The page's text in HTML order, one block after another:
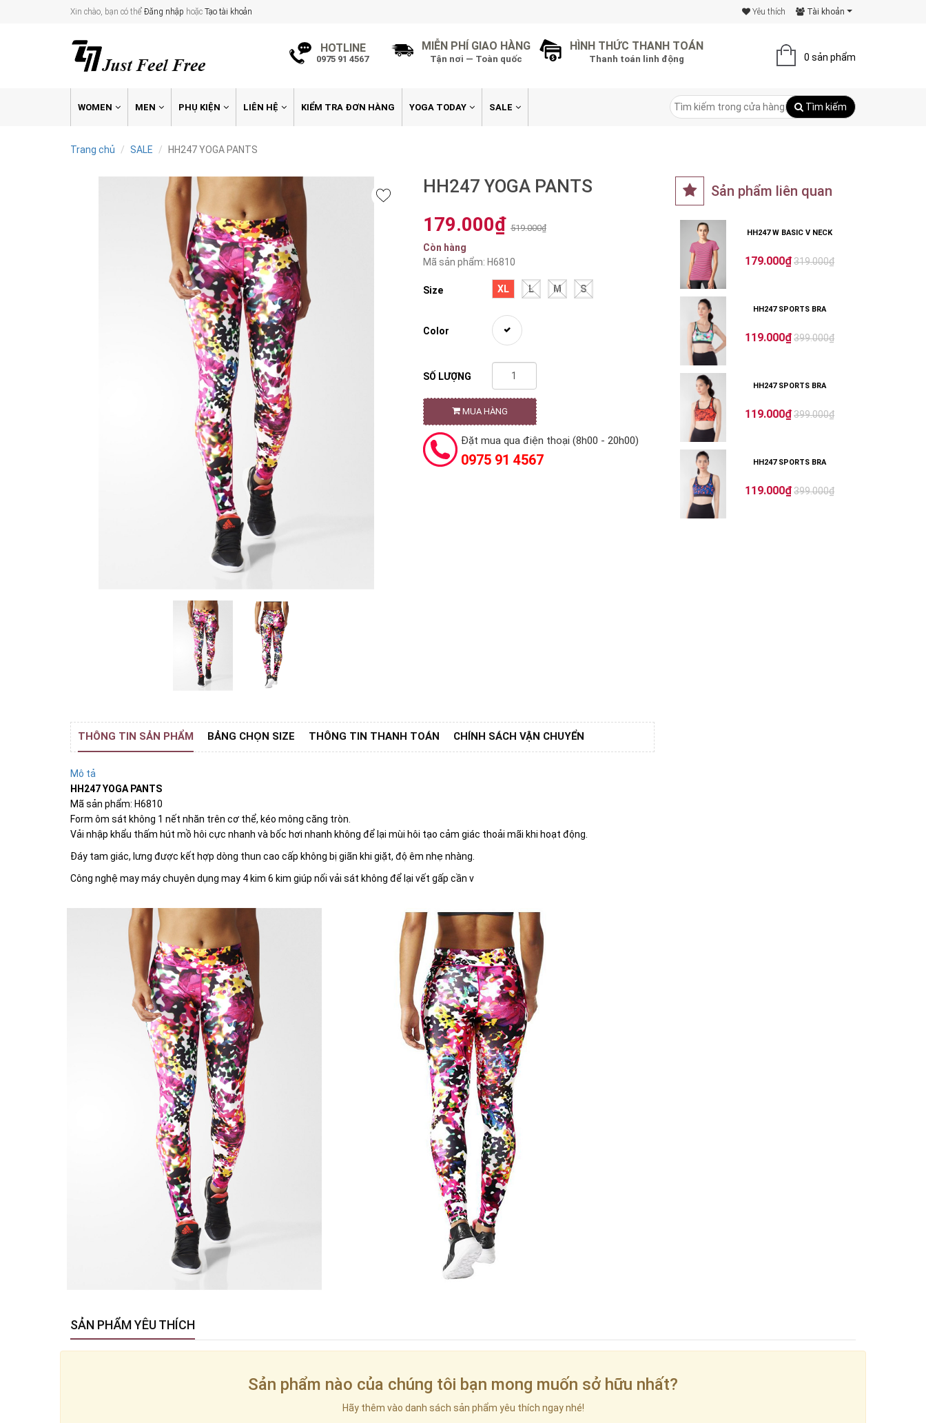
Xin chào, bạn có thể Đăng nhập hoặc Tạo tài khoản Tài khoản
Yêu thích
HOTLINE
0975 91 4567
MIỄN PHÍ GIAO HÀNG
Tận nơi — Toàn quốc
HÌNH THỨC THANH TOÁN
Thanh toán linh động 0 sản phẩm
WOMEN MEN PHỤ KIỆN LIÊN HỆ KIỂM TRA ĐƠN HÀNG YOGA TODAY SALE Tìm kiếm
Trang chủ SALE HH247 YOGA PANTS
HH247 YOGA PANTS
179.000₫ 519.000₫
Còn hàng
Mã sản phẩm: H6810
Size XL L M S
Color
SỐ LƯỢNG
MUA HÀNG
Đặt mua qua điện thoại (8h00 - 20h00)
0975 91 4567
THÔNG TIN SẢN PHẨM BẢNG CHỌN SIZE THÔNG TIN THANH TOÁN CHÍNH SÁCH VẬN CHUYỂN
Mô tả
HH247 YOGA PANTS
Mã sản phẩm: H6810
Form ôm sát không 1 nết nhăn trên cơ thể, kéo mông căng tròn.
Vải nhập khẩu thấm hút mồ hôi cực nhanh và bốc hơi nhanh không để lại mùi hôi tạo cảm giác thoải mãi khi hoạt động.
Đáy tam giác, lưng được kết hợp dòng thun cao cấp không bị giãn khi giặt, độ êm nhẹ nhàng.
Công nghệ may máy chuyên dụng may 4 kim 6 kim giúp nối vải sát không để lại vết gấp cần v
Sản phẩm liên quan
HH247 W BASIC V NECK
179.000₫319.000₫
HH247 SPORTS BRA
119.000₫399.000₫
HH247 SPORTS BRA
119.000₫399.000₫
HH247 SPORTS BRA
119.000₫399.000₫
SẢN PHẨM YÊU THÍCH
Sản phẩm nào của chúng tôi bạn mong muốn sở hữu nhất?
Hãy thêm vào danh sách sản phẩm yêu thích ngay nhé!